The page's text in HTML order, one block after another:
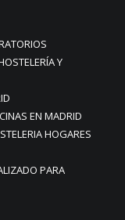
Y
EN MADRID
HOGARES
PARA